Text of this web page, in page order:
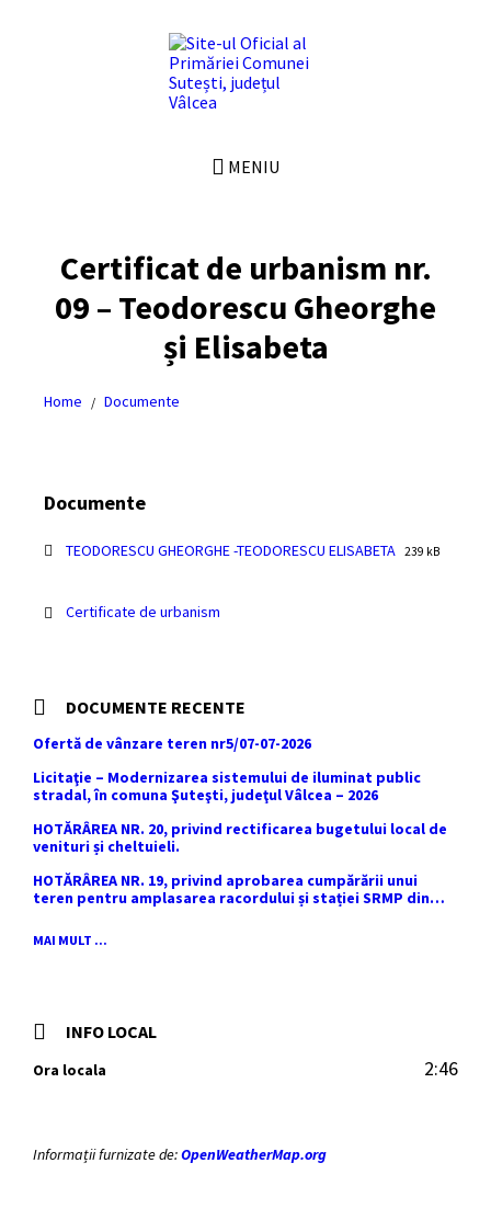
MENIU
Certificat de urbanism nr.
09 – Teodorescu Gheorghe
și Elisabeta
Home / Documente
Documente
TEODORESCU GHEORGHE -TEODORESCU ELISABETA File
File
239 kB
Certificate de urbanism
DOCUMENTE RECENTE
Ofertă de vânzare teren nr5/07-07-2026
Licitaţie – Modernizarea sistemului de iluminat public
stradal, în comuna Şuteşti, judeţul Vâlcea – 2026
HOTĂRÂREA NR. 20, privind rectificarea bugetului local de
venituri și cheltuieli.
HOTĂRÂREA NR. 19, privind aprobarea cumpărării unui
teren pentru amplasarea racordului și stației SRMP din
comuna Sutești.
MAI MULT ...
INFO LOCAL
Ora locala 2:46
Informații furnizate de:OpenWeatherMap.org